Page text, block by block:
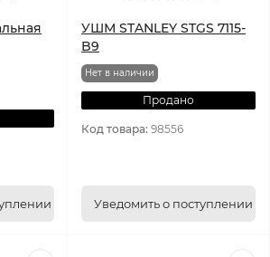
УШМ STANLEY STGS 7115-
B9
Нет в наличии
Продано
Код товара: 98556
Уведомить о поступлении